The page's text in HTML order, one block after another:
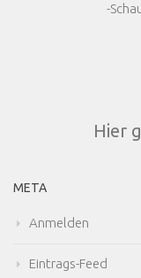
-
Hier
META
Anmelden
Eintrags-Feed